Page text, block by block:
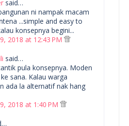
said…
ni nampak macam
...simple and easy to
konsepnya begini...
2018 at 12:43 PM
said…
pula konsepnya. Moden
sana. Kalau warga
ada la alternatif nak hang
2018 at 1:40 PM